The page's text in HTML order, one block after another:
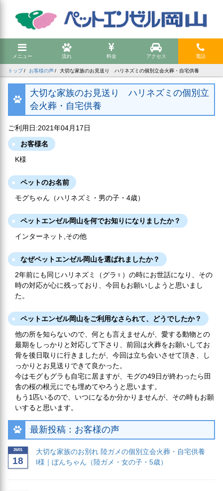
メニュー 流れ 料金 アクセス 電話
トップ お客様の声 大切な家族のお見送り ハリネズミの個別立会火葬・自宅供養
大切な家族のお見送り ハリネズミの個別立
会火葬・自宅供養
ご利用日:2021年04月17日
お客様名
K様
ペットのお名前
モグちゃん（ハリネズミ・男の子・4歳）
ペットエンゼル岡山を何でお知りになりましたか？
インターネット,その他
なぜペットエンゼル岡山を選ばれましたか？
2年前にも同じハリネズミ（グラ♀）の時にお世話になり、その
時の対応が心に残っており、今回もお願いしようと思いまし
た。
ペットエンゼル岡山をご利用なさられて、どうでしたか？
他の所を知らないので、何とも言えませんが、愛する動物との
最期をしっかりと対応して下さり、前回は火葬をお願いしてお
骨を後日取りに行きましたが、今回は立ち会いさせて頂き、し
っかりとお見送りできて良かった。
今はモグもグラも自宅に居ますが、モグの49日が終わったら田
舎の桜の根元にでも埋めてやろうと思います。
もう1匹いるので、いつになるか分かりませんが、その時もお願
いすると思います。
最新投稿：お客様の声
26/01
18
大切な家族のお別れ 陸ガメの個別立会火葬・自宅供養
I様｜ぼんちゃん（陸ガメ・女の子・5歳）